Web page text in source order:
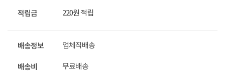
적립금 220원 적립
배송정보 업체직배송
배송비 무료배송